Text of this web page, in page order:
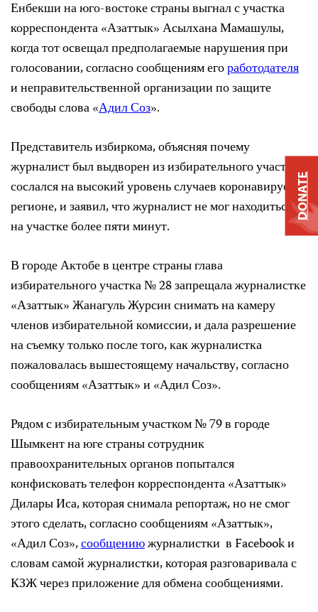
Енбекши на юго-востоке страны выгнал с участка
корреспондента «Азаттык» Асылхана Мамашулы,
когда тот освещал предполагаемые нарушения при
голосовании, согласно сообщениям егоработодателя
и неправительственной организации по защите
свободы слова «Адил Соз».
Представитель избиркома, объясняя почему
журналист был выдворен из избирательного участка,
сослался на высокий уровень случаев коронавируса в
регионе, и заявил, что журналист не мог находиться
на участке более пяти минут.
В городе Актобе в центре страны глава
избирательного участка № 28 запрещала журналистке
«Азаттык» Жанагуль Журсин снимать на камеру
членов избирательной комиссии, и дала разрешение
на съемку только после того, как журналистка
пожаловалась вышестоящему начальству, согласно
сообщениям «Азаттык» и «Адил Соз».
Рядом с избирательным участком № 79 в городе
Шымкент на юге страны сотрудник
правоохранительных органов попытался
конфисковать телефон корреспондента «Азаттык»
Дилары Иса, которая снимала репортаж, но не смог
этого сделать, согласно сообщениям «Азаттык»,
«Адил Соз»,сообщениюжурналистки в Facebook и
словам самой журналистки, которая разговаривала с
КЗЖ через приложение для обмена сообщениями.
DONATE